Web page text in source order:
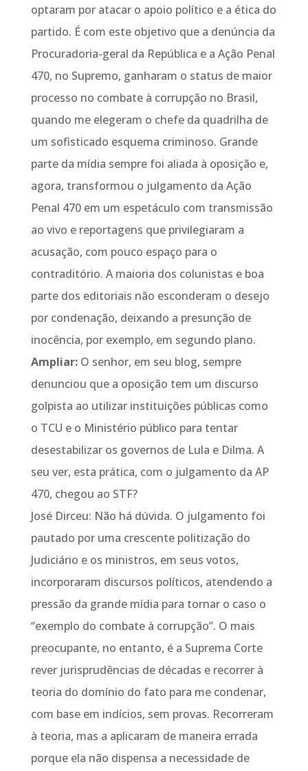
optaram por atacar o apoio político e a ética do
partido. É com este objetivo que a denúncia da
Procuradoria-geral da República e a Ação Penal
470, no Supremo, ganharam o status de maior
processo no combate à corrupção no Brasil,
quando me elegeram o chefe da quadrilha de
um sofisticado esquema criminoso. Grande
parte da mídia sempre foi aliada à oposição e,
agora, transformou o julgamento da Ação
Penal 470 em um espetáculo com transmissão
ao vivo e reportagens que privilegiaram a
acusação, com pouco espaço para o
contraditório. A maioria dos colunistas e boa
parte dos editoriais não esconderam o desejo
por condenação, deixando a presunção de
inocência, por exemplo, em segundo plano.
Ampliar: O senhor, em seu blog, sempre
denunciou que a oposição tem um discurso
golpista ao utilizar instituições públicas como
o TCU e o Ministério público para tentar
desestabilizar os governos de Lula e Dilma. A
seu ver, esta prática, com o julgamento da AP
470, chegou ao STF?
José Dirceu: Não há dúvida. O julgamento foi
pautado por uma crescente politização do
Judiciário e os ministros, em seus votos,
incorporaram discursos políticos, atendendo a
pressão da grande mídia para tornar o caso o
“exemplo do combate à corrupção”. O mais
preocupante, no entanto, é a Suprema Corte
rever jurisprudências de décadas e recorrer à
teoria do domínio do fato para me condenar,
com base em indícios, sem provas. Recorreram
à teoria, mas a aplicaram de maneira errada
porque ela não dispensa a necessidade de